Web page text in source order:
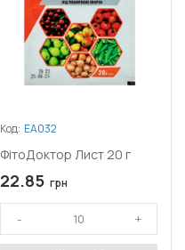
Код: ЕА032
ФітоДоктор Лист 20 г
22.85 грн